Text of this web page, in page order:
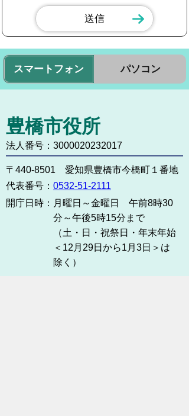
スマートフォン パソコン
豊橋市役所
法人番号：3000020232017
〒440-8501 愛知県豊橋市今橋町１番地
代表番号： 0532-51-2111
開庁日時： 月曜日～金曜日 午前8時30
分～午後5時15分まで
（土・日・祝祭日・年末年始
＜12月29日から1月3日＞は
除く）